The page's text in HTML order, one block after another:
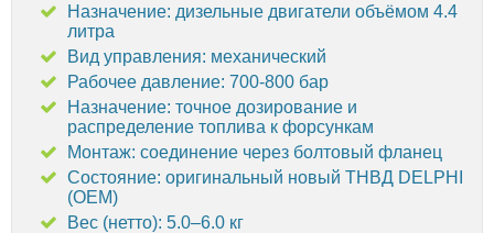
Назначение: дизельные двигатели объёмом 4.4
литра
Вид управления: механический
Рабочее давление: 700-800 бар
Назначение: точное дозирование и
распределение топлива к форсункам
Монтаж: соединение через болтовый фланец
Состояние: оригинальный новый ТНВД DELPHI
(OEM)
Вес (нетто): 5.0–6.0 кг